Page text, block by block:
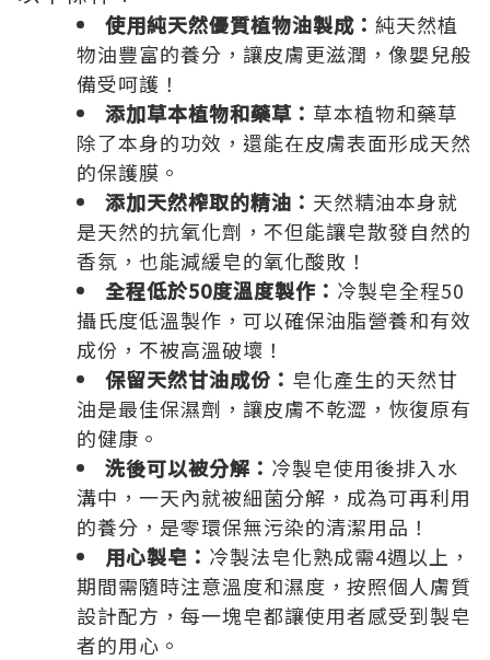
使用純天然優質植物油製成： 純天然植
物油豐富的養分，讓皮膚更滋潤，像嬰兒般
備受呵護！
添加草本植物和藥草： 草本植物和藥草
除了本身的功效，還能在皮膚表面形成天然
的保護膜。
添加天然榨取的精油： 天然精油本身就
是天然的抗氧化劑，不但能讓皂散發自然的
香氛，也能減緩皂的氧化酸敗！
全程低於50度溫度製作： 冷製皂全程50
攝氏度低溫製作，可以確保油脂營養和有效
成份，不被高溫破壞！
保留天然甘油成份： 皂化產生的天然甘
油是最佳保濕劑，讓皮膚不乾澀，恢復原有
的健康。
洗後可以被分解： 冷製皂使用後排入水
溝中，一天內就被細菌分解，成為可再利用
的養分，是零環保無污染的清潔用品！
用心製皂： 冷製法皂化熟成需4週以上，
期間需隨時注意溫度和濕度，按照個人膚質
設計配方，每一塊皂都讓使用者感受到製皂
者的用心。